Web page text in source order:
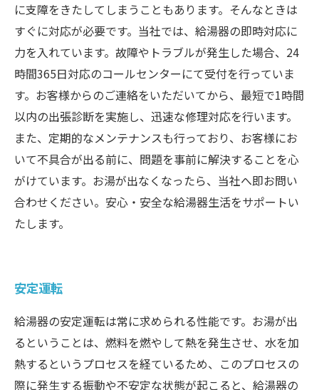
に支障をきたしてしまうこともあります。そんなときは
すぐに対応が必要です。当社では、給湯器の即時対応に
力を入れています。故障やトラブルが発生した場合、24
時間365日対応のコールセンターにて受付を行っていま
す。お客様からのご連絡をいただいてから、最短で1時間
以内の出張診断を実施し、迅速な修理対応を行います。
また、定期的なメンテナンスも行っており、お客様にお
いて不具合が出る前に、問題を事前に解決することを心
がけています。お湯が出なくなったら、当社へ即お問い
合わせください。安心・安全な給湯器生活をサポートい
たします。
安定運転
給湯器の安定運転は常に求められる性能です。お湯が出
るということは、燃料を燃やして熱を発生させ、水を加
熱するというプロセスを経ているため、このプロセスの
際に発生する振動や不安定な状態が起こると、給湯器の